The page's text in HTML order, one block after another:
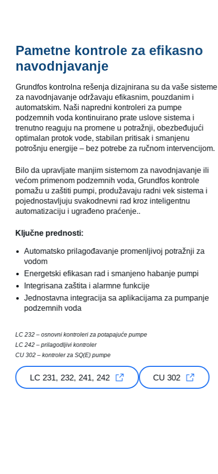
Pametne kontrole za efikasno
navodnjavanje
Grundfos kontrolna rešenja dizajnirana su da vaše sisteme
za navodnjavanje održavaju efikasnim, pouzdanim i
automatskim. Naši napredni kontroleri za pumpe
podzemnih voda kontinuirano prate uslove sistema i
trenutno reaguju na promene u potražnji, obezbeđujući
optimalan protok vode, stabilan pritisak i smanjenu
potrošnju energije – bez potrebe za ručnom intervencijom.
Bilo da upravljate manjim sistemom za navodnjavanje ili
većom primenom podzemnih voda, Grundfos kontrole
pomažu u zaštiti pumpi, produžavaju radni vek sistema i
pojednostavljuju svakodnevni rad kroz inteligentnu
automatizaciju i ugrađeno praćenje..
Ključne prednosti:
Automatsko prilagođavanje promenljivoj potražnji za
vodom
Energetski efikasan rad i smanjeno habanje pumpi
Integrisana zaštita i alarmne funkcije
Jednostavna integracija sa aplikacijama za pumpanje
podzemnih voda
LC 232 – osnovni kontroleri za potapajuće pumpe
LC 242 – prilagodljivi kontroler
CU 302 – kontroler za SQ(E) pumpe
LC 231, 232, 241, 242 CU 302